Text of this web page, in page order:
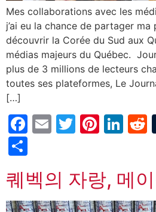
Mes collaborations avec les
j’ai eu la chance de partager
découvrir la Corée du Sud aux
médias majeurs du Québec.
plus de 3 millions de lecteurs
toutes ses plateformes, Le
[…]
Facebook
EmailTwitter
퀘벡의 자랑, 메